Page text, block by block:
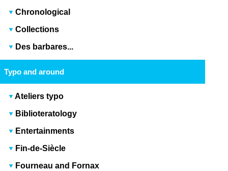
Chronological
Collections
Des barbares...
Typo and around
Ateliers typo
Biblioteratology
Entertainments
Fin-de-Siècle
Fourneau and Fornax